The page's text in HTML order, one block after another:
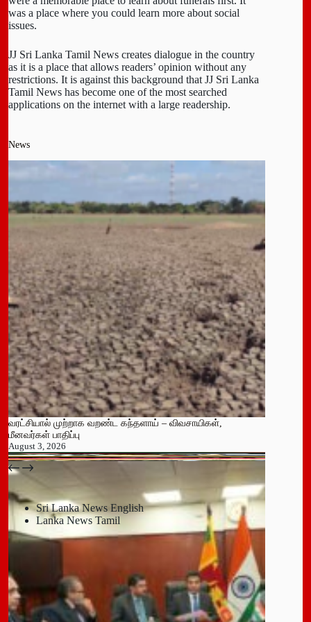
was a place where you could learn more about social
issues.
JJ Sri Lanka Tamil News creates dialogue in the country
as it is a place that allows readers’ opinion without any
restrictions. It is against this background that JJ Sri Lanka
Tamil News has become one of the most searched
applications on the internet with a large readership.
News
வரட்சியால் முற்றாக வறண்ட கந்தளாய் – விவசாயிகள்,
மீனவர்கள் பாதிப்பு
August 3, 2026
பதுளை மாநகர சபையின் NPP உறுப்பினர் திடீர் ராஜினாமா!
July 14, 2026
Sri Lanka News English
Lanka News Tamil